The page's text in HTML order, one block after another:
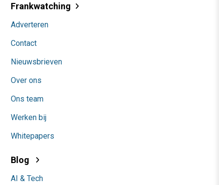
Frankwatching
Adverteren
Contact
Nieuwsbrieven
Over ons
Ons team
Werken bij
Whitepapers
Blog
AI & Tech